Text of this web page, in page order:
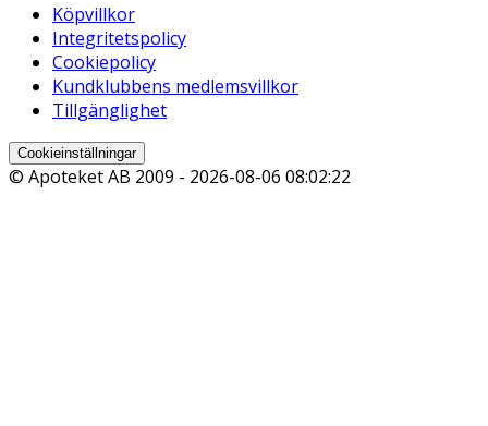
Köpvillkor
Integritetspolicy
Cookiepolicy
Kundklubbens medlemsvillkor
Tillgänglighet
Cookieinställningar
© Apoteket AB 2009 - 2026-08-06 08:02:22